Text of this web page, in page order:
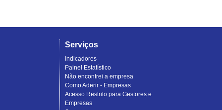
Serviços
Indicadores
Painel Estatístico
Não encontrei a empresa
Como Aderir - Empresas
Acesso Restrito para Gestores e
Empresas